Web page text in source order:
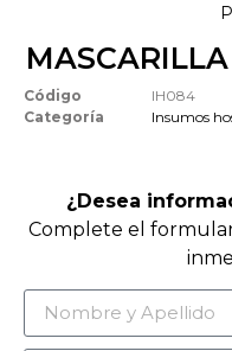
Código
IH084
Categoría
Insumos
¿Desea
Complete el